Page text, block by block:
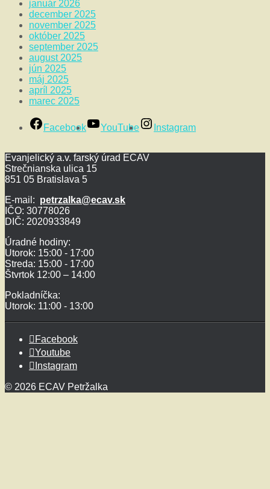
január 2026
december 2025
november 2025
október 2025
september 2025
august 2025
jún 2025
máj 2025
apríl 2025
marec 2025
Facebook YouTube Instagram
Evanjelický a.v. farský úrad ECAV
Strečnianska ulica 15
851 05 Bratislava 5
E-mail: petrzalka@ecav.sk
IČO: 30778026
DIČ: 2020933849
Úradné hodiny:
Utorok: 15:00 - 17:00
Streda: 15:00 - 17:00
Štvrtok 12:00 – 14:00
Pokladníčka:
Utorok: 11:00 - 13:00
Facebook
Youtube
Instagram